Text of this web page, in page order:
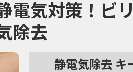
電気対策！ビ
除去
静電気除去 キ